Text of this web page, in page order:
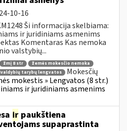
10-16
Ši informacija skelbiama:
ir juridiniams asmenims
Komentaras Kas nemoka
valstybių...
žmį 8 str
žemės mokesčio nemoka
tarybų lengvatos
Mokesčių
mokestis » Lengvatos (8 str.)
ir juridiniams asmenims
ir paukštiena
supaprastinta